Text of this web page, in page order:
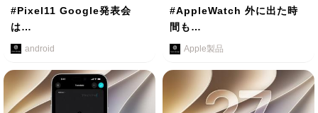
#Pixel11 Google発表会
は…
android
#AppleWatch 外に出た時
間も…
Apple製品